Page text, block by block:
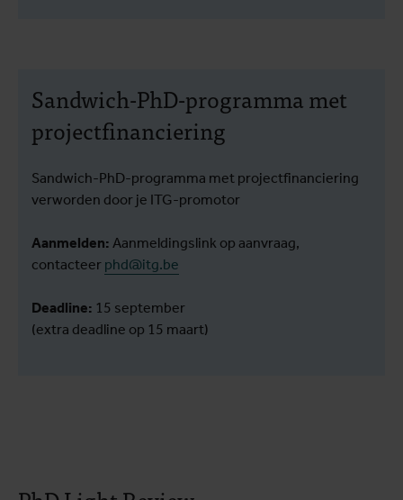
Sandwich-PhD-programma met
projectfinanciering
Sandwich-PhD-programma met projectfinanciering
verworden door je ITG-promotor
Aanmelden: Aanmeldingslink op aanvraag,
contacteer phd@itg.be
Deadline: 15 september
(extra deadline op 15 maart)